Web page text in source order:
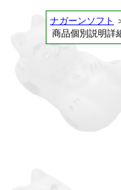
ナガーンソフト
商品個別説明詳